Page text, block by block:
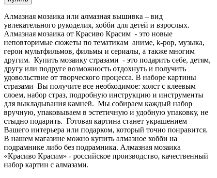
Алмазная мозаика или алмазная вышивка – вид
увлекательного рукоделия, хобби для детей и взрослых.
Алмазная мозаика от Красиво Красим - это новые
неповторимые сюжеты по тематикам аниме, k-pop, музыка,
герои мультфильмов, фильмы и сериалы, а также многим
другим. Купить мозаику стразами - это подарить себе, детям,
другу или подруге возможность отдохнуть и получить
удовольствие от творческого процесса. В наборе картины
стразами Вы получите все необходимое: холст с клеевым
слоем, набор страз, подробную инструкцию и инструменты
для выкладывания камней. Мы собираем каждый набор
вручную, упаковываем в эстетичную и удобную упаковку, не
стыдно подарить. Готовая картина станет украшением
Вашего интерьера или подарком, который точно понравится.
В нашем магазине можно купить алмазное хобби на
подрамнике либо без подрамника. Алмазная мозаика
«Красиво Красим» - российское производство, качественный
набор картин с алмазами.